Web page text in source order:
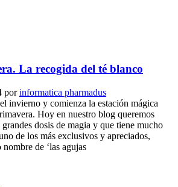
La recogida del té blanco
porinformatica pharmadus
invierno y comienza la estación mágica
Hoy en nuestro blog queremos
dosis de magia y que tiene mucho
de los más exclusivos y apreciados,
de ‘las agujas